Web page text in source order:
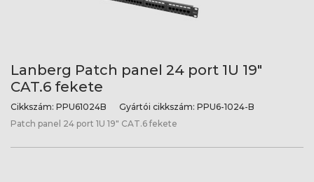
Lanberg Patch panel 24 port 1U 19"
CAT.6 fekete
Cikkszám: PPU61024B Gyártói cikkszám: PPU6-1024-B
Patch panel 24 port 1U 19" CAT.6 fekete